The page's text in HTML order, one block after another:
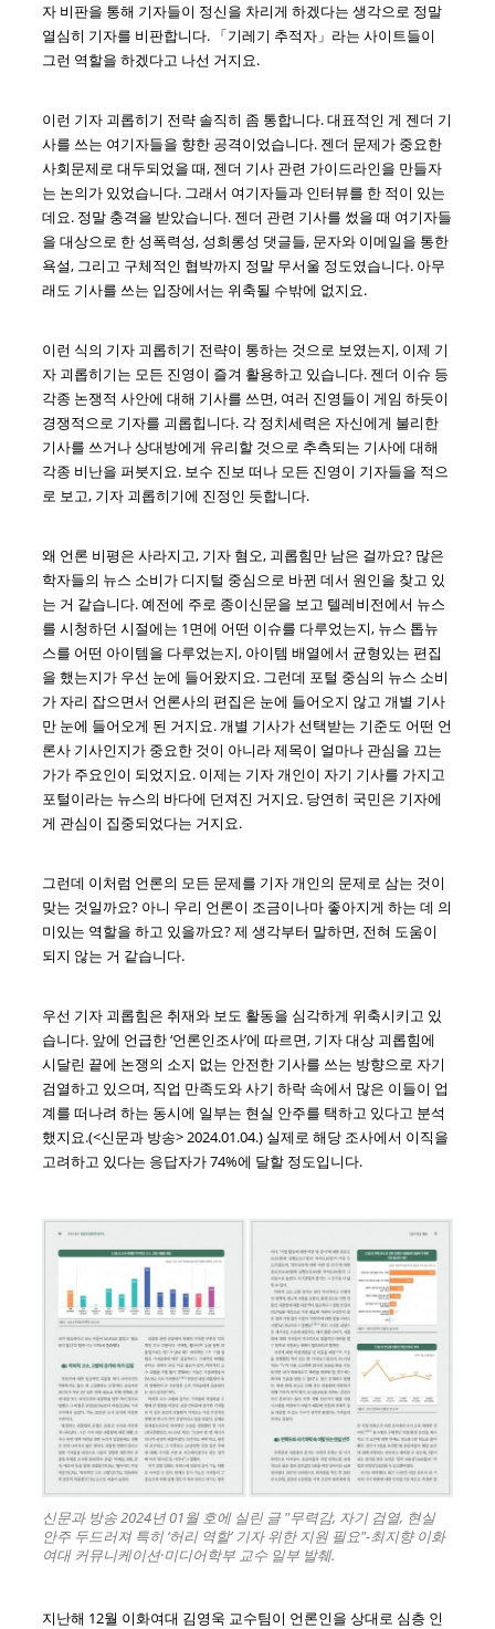
자 비판을 통해 기자들이 정신을 차리게 하겠다는 생각으로 정말
열심히 기자를 비판합니다. 「기레기 추적자」라는 사이트들이
그런 역할을 하겠다고 나선 거지요.
이런 기자 괴롭히기 전략 솔직히 좀 통합니다. 대표적인 게 젠더 기
사를 쓰는 여기자들을 향한 공격이었습니다. 젠더 문제가 중요한
사회문제로 대두되었을 때, 젠더 기사 관련 가이드라인을 만들자
는 논의가 있었습니다. 그래서 여기자들과 인터뷰를 한 적이 있는
데요. 정말 충격을 받았습니다. 젠더 관련 기사를 썼을 때 여기자들
을 대상으로 한 성폭력성, 성희롱성 댓글들, 문자와 이메일을 통한
욕설, 그리고 구체적인 협박까지 정말 무서울 정도였습니다. 아무
래도 기사를 쓰는 입장에서는 위축될 수밖에 없지요.
이런 식의 기자 괴롭히기 전략이 통하는 것으로 보였는지, 이제 기
자 괴롭히기는 모든 진영이 즐겨 활용하고 있습니다. 젠더 이슈 등
각종 논쟁적 사안에 대해 기사를 쓰면, 여러 진영들이 게임 하듯이
경쟁적으로 기자를 괴롭힙니다. 각 정치세력은 자신에게 불리한
기사를 쓰거나 상대방에게 유리할 것으로 추측되는 기사에 대해
각종 비난을 퍼붓지요. 보수 진보 떠나 모든 진영이 기자들을 적으
로 보고, 기자 괴롭히기에 진정인 듯합니다.
왜 언론 비평은 사라지고, 기자 혐오, 괴롭힘만 남은 걸까요? 많은
학자들의 뉴스 소비가 디지털 중심으로 바뀐 데서 원인을 찾고 있
는 거 같습니다. 예전에 주로 종이신문을 보고 텔레비전에서 뉴스
를 시청하던 시절에는 1면에 어떤 이슈를 다루었는지, 뉴스 톱뉴
스를 어떤 아이템을 다루었는지, 아이템 배열에서 균형있는 편집
을 했는지가 우선 눈에 들어왔지요. 그런데 포털 중심의 뉴스 소비
가 자리 잡으면서 언론사의 편집은 눈에 들어오지 않고 개별 기사
만 눈에 들어오게 된 거지요. 개별 기사가 선택받는 기준도 어떤 언
론사 기사인지가 중요한 것이 아니라 제목이 얼마나 관심을 끄는
가가 주요인이 되었지요. 이제는 기자 개인이 자기 기사를 가지고
포털이라는 뉴스의 바다에 던져진 거지요. 당연히 국민은 기자에
게 관심이 집중되었다는 거지요.
그런데 이처럼 언론의 모든 문제를 기자 개인의 문제로 삼는 것이
맞는 것일까요? 아니 우리 언론이 조금이나마 좋아지게 하는 데 의
미있는 역할을 하고 있을까요? 제 생각부터 말하면, 전혀 도움이
되지 않는 거 같습니다.
우선 기자 괴롭힘은 취재와 보도 활동을 심각하게 위축시키고 있
습니다. 앞에 언급한 ‘언론인조사’에 따르면, 기자 대상 괴롭힘에
시달린 끝에 논쟁의 소지 없는 안전한 기사를 쓰는 방향으로 자기
검열하고 있으며, 직업 만족도와 사기 하락 속에서 많은 이들이 업
계를 떠나려 하는 동시에 일부는 현실 안주를 택하고 있다고 분석
했지요.(<신문과 방송> 2024.01.04.) 실제로 해당 조사에서 이직을
고려하고 있다는 응답자가 74%에 달할 정도입니다.
신문과 방송 2024년 01월 호에 실린 글 "무력감, 자기 검열, 현실
안주 두드러져 특히 ‘허리 역할’ 기자 위한 지원 필요"-최지향 이화
여대 커뮤니케이션·미디어학부 교수 일부 발췌.
지난해 12월 이화여대 김영욱 교수팀이 언론인을 상대로 심층 인